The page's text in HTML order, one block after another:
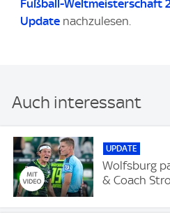
Fußball-Weltmeisterschaft
Update nachzulesen.
Auch interessant
UPDATE
Wolfsburg
& Coach